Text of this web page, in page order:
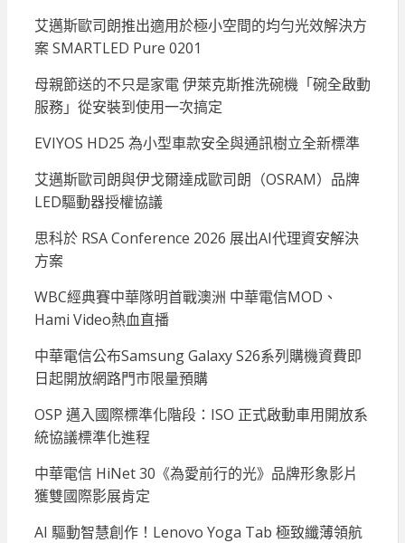
艾邁斯歐司朗推出適用於極小空間的均勻光效解決方
案 SMARTLED Pure 0201
母親節送的不只是家電 伊萊克斯推洗碗機「碗全啟動
服務」從安裝到使用一次搞定
EVIYOS HD25 為小型車款安全與通訊樹立全新標準
艾邁斯歐司朗與伊戈爾達成歐司朗（OSRAM）品牌
LED驅動器授權協議
思科於 RSA Conference 2026 展出AI代理資安解決
方案
WBC經典賽中華隊明首戰澳洲 中華電信MOD、
Hami Video熱血直播
中華電信公布Samsung Galaxy S26系列購機資費即
日起開放網路門市限量預購
OSP 邁入國際標準化階段：ISO 正式啟動車用開放系
統協議標準化進程
中華電信 HiNet 30《為愛前行的光》品牌形象影片
獲雙國際影展肯定
AI 驅動智慧創作！Lenovo Yoga Tab 極致纖薄領航